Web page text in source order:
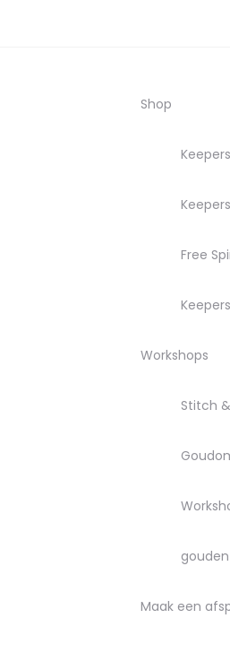
Shop
Free
Workshops
Stitch
Maak een